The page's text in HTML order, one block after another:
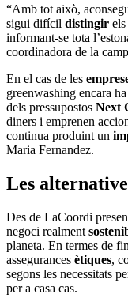
“Amb tot això,
sigui difícil distingir
informant-se tota
coordinadora de la
En el cas de les
greenwashing encara
dels pressupostos Next
diners i emprenen
continua produint un
Maria Fernandez.
Les
Des de LaCoordi
negoci realment
planeta. En termes de
assegurances ètiques,
segons les necessitats
per a casa cas.